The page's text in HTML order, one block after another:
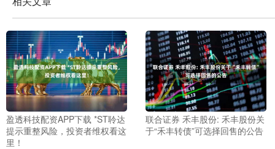
盈透科技配资APP下载 *ST聆达
提示重整风险，投资者维权看这
里！
联合证券 禾丰股份: 禾丰股份关
于“禾丰转债”可选择回售的公告